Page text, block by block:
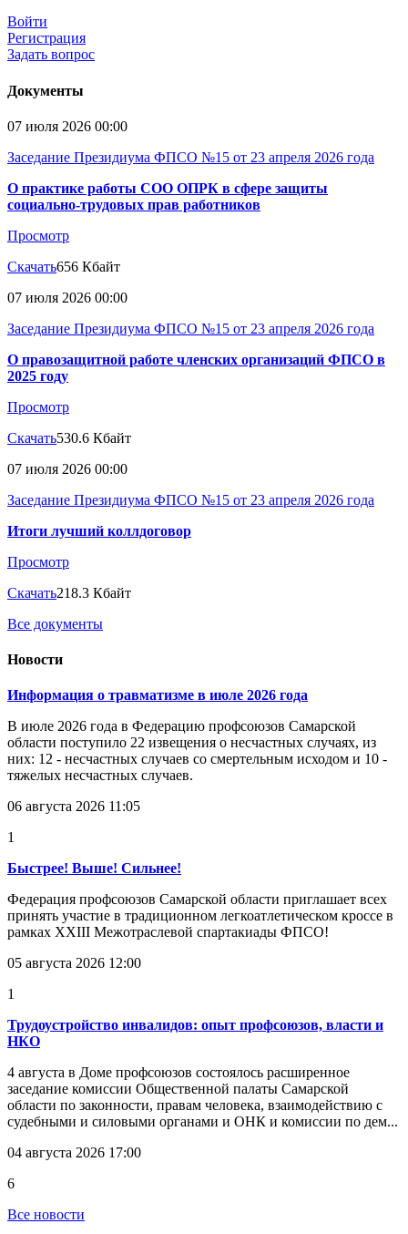
Войти
Регистрация
Задать вопрос
Документы
07 июля 2026 00:00
Заседание Президиума ФПСО №15 от 23 апреля 2026 года
О практике работы СОО ОПРК в сфере защиты
социально-трудовых прав работников
Просмотр
Скачать656 Кбайт
07 июля 2026 00:00
Заседание Президиума ФПСО №15 от 23 апреля 2026 года
О правозащитной работе членских организаций ФПСО в
2025 году
Просмотр
Скачать530.6 Кбайт
07 июля 2026 00:00
Заседание Президиума ФПСО №15 от 23 апреля 2026 года
Итоги лучший коллдоговор
Просмотр
Скачать218.3 Кбайт
Все документы
Новости
Информация о травматизме в июле 2026 года
В июле 2026 года в Федерацию профсоюзов Самарской
области поступило 22 извещения о несчастных случаях, из
них: 12 - несчастных случаев со смертельным исходом и 10 -
тяжелых несчастных случаев.
06 августа 2026 11:05
1
Быстрее! Выше! Сильнее!
Федерация профсоюзов Самарской области приглашает всех
принять участие в традиционном легкоатлетическом кроссе в
рамках XXIII Межотраслевой спартакиады ФПСО!
05 августа 2026 12:00
1
Трудоустройство инвалидов: опыт профсоюзов, власти и
НКО
4 августа в Доме профсоюзов состоялось расширенное
заседание комиссии Общественной палаты Самарской
области по законности, правам человека, взаимодействию с
судебными и силовыми органами и ОНК и комиссии по дем...
04 августа 2026 17:00
6
Все новости